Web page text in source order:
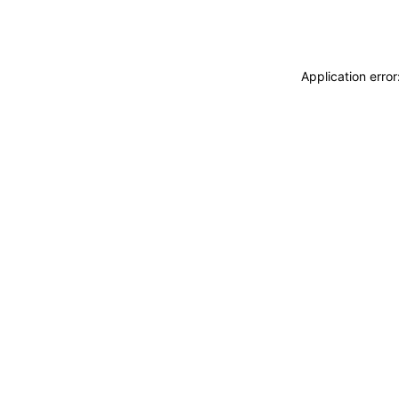
Application